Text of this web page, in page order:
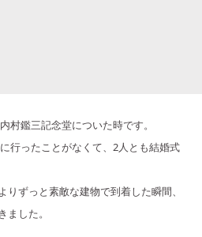
村鑑三記念堂についた時です。
行ったことがなくて、2人とも結婚式
ずっと素敵な建物で到着した瞬間、
した。